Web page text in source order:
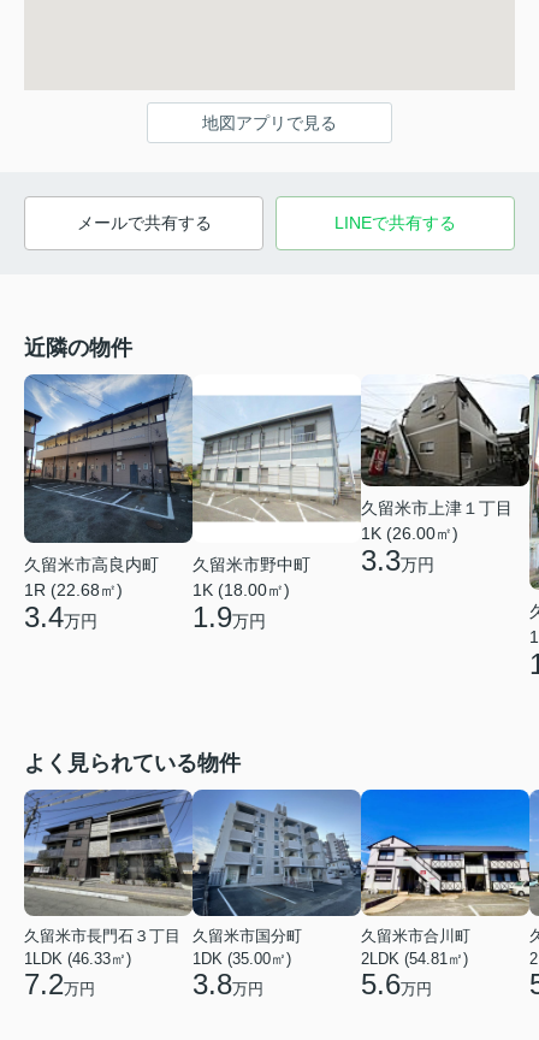
地図アプリで見る
メールで共有する LINEで共有する
近隣の物件
久留米市高良内町
1R (22.68㎡)
3.4万円
久留米市野中町
1K (18.00㎡)
1.9万円
久留米市上津１丁目
1K (26.00㎡)
3.3万円
よく見られている物件
久留米市長門石３丁目
1LDK (46.33㎡)
7.2万円
久留米市国分町
1DK (35.00㎡)
3.8万円
久留米市合川町
2LDK (54.81㎡)
5.6万円